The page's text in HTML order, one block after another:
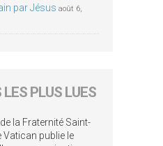
par Jésus août 6,
PLUS LUES
la Fraternité Saint-
Vatican publie le